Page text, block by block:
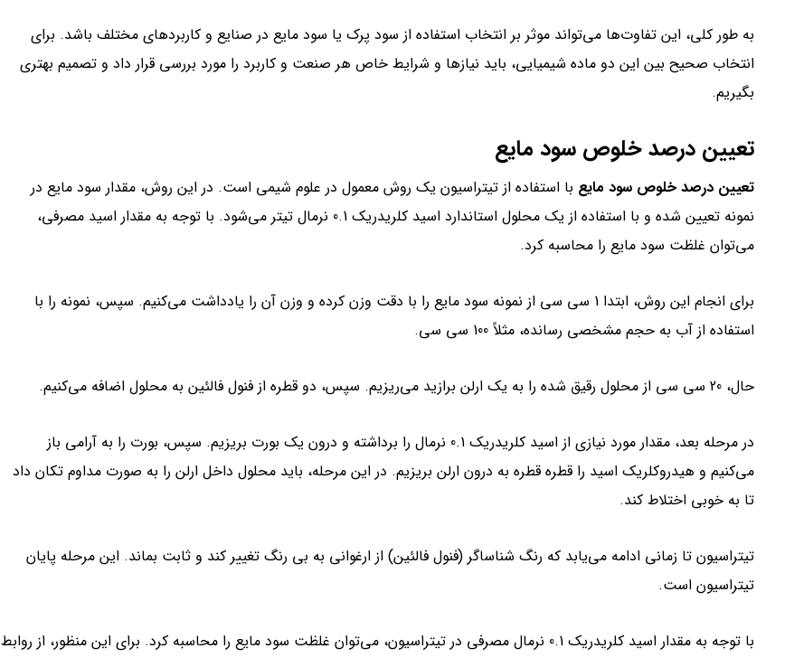
به طور کلی، این تفاوت‌ها می‌تواند موثر بر انتخاب استفاده از سود پرک یا سود مایع در صنایع و کاربردهای مختلف باشد. برای
انتخاب صحیح بین این دو ماده شیمیایی، باید نیاز‌ها و شرایط خاص هر صنعت و کاربرد را مورد بررسی قرار داد و تصمیم بهتری
بگیریم.
تعیین درصد خلوص سود مایع
تعیین درصد خلوص سود مایع با استفاده از تیتراسیون یک روش معمول در علوم شیمی است. در این روش، مقدار سود مایع در
نمونه تعیین شده و با استفاده از یک محلول استاندارد اسید کلریدریک 0.1 نرمال تیتر می‌شود. با توجه به مقدار اسید مصرفی،
می‌توان غلظت سود مایع را محاسبه کرد.
برای انجام این روش، ابتدا 1 سی سی از نمونه سود مایع را با دقت وزن کرده و وزن آن را یادداشت می‌کنیم. سپس، نمونه را با
استفاده از آب به حجم مشخصی رسانده، مثلاً 100 سی سی.
حال، 20 سی سی از محلول رقیق شده را به یک ارلن برازید می‌ریزیم. سپس، دو قطره از فنول فالئین به محلول اضافه می‌کنیم.
در مرحله بعد، مقدار مورد نیازی از اسید کلریدریک 0.1 نرمال را برداشته و درون یک بورت بریزیم. سپس، بورت را به آرامی باز
می‌کنیم و هیدروکلریک اسید را قطره قطره به درون ارلن بریزیم. در این مرحله، باید محلول داخل ارلن را به صورت مداوم تکان داد
تا به خوبی اختلاط کند.
تیتراسیون تا زمانی ادامه می‌یابد که رنگ شناساگر (فنول فالئین) از ارغوانی به بی رنگ تغییر کند و ثابت بماند. این مرحله پایان
تیتراسیون است.
با توجه به مقدار اسید کلریدریک 0.1 نرمال مصرفی در تیتراسیون، می‌توان غلظت سود مایع را محاسبه کرد. برای این منظور، از روابط